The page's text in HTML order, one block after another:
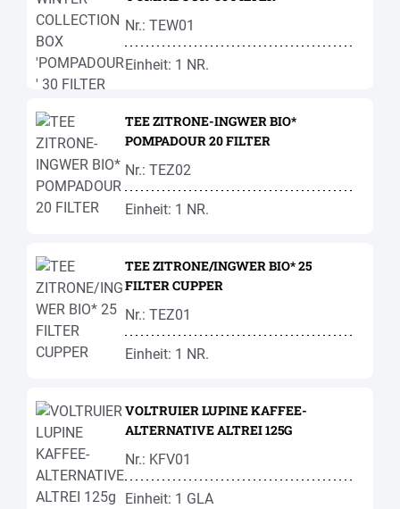
Nr.: TEW01
Einheit: 1 NR.
TEE ZITRONE-INGWER BIO*
POMPADOUR 20 FILTER
Nr.: TEZ02
Einheit: 1 NR.
TEE ZITRONE/INGWER BIO* 25
FILTER CUPPER
Nr.: TEZ01
Einheit: 1 NR.
VOLTRUIER LUPINE KAFFEE-
ALTERNATIVE ALTREI 125G
Nr.: KFV01
Einheit: 1 GLA